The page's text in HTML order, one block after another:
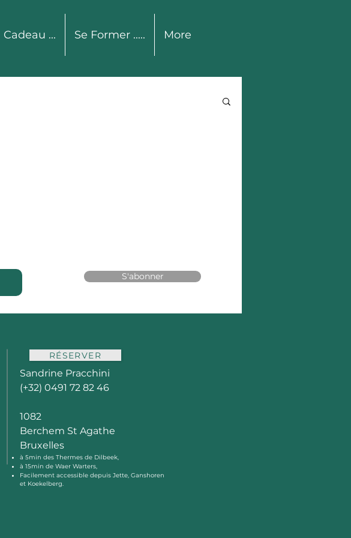
Cadeau ... Se Former ..... More
S'abonner
Sandrine Pracchini
(+32) 0491 72 82 46
1082
Berchem St Agathe
Bruxelles
à 5min des Thermes de Dilbeek,
à 15min de Waer Warters,
Facilement accessible depuis Jette, Ganshoren
et Koekelberg.
RÉSERVER